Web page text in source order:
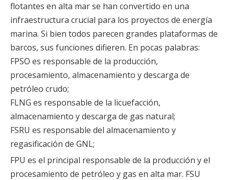
flotantes en alta mar se han convertido en una
infraestructura crucial para los proyectos de energía
marina. Si bien todos parecen grandes plataformas de
barcos, sus funciones difieren. En pocas palabras:
FPSO es responsable de la producción,
procesamiento, almacenamiento y descarga de
petróleo crudo;
FLNG es responsable de la licuefacción,
almacenamiento y descarga de gas natural;
FSRU es responsable del almacenamiento y
regasificación de GNL;
FPU es el principal responsable de la producción y el
procesamiento de petróleo y gas en alta mar. FSU